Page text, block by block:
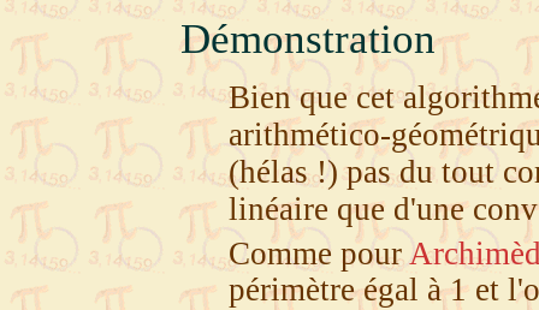
Démonstration
Bien que cet
arithmético-
(hélas !) pas du tout
linéaire que d'une
Comme pour
périmètre égal à 1 et